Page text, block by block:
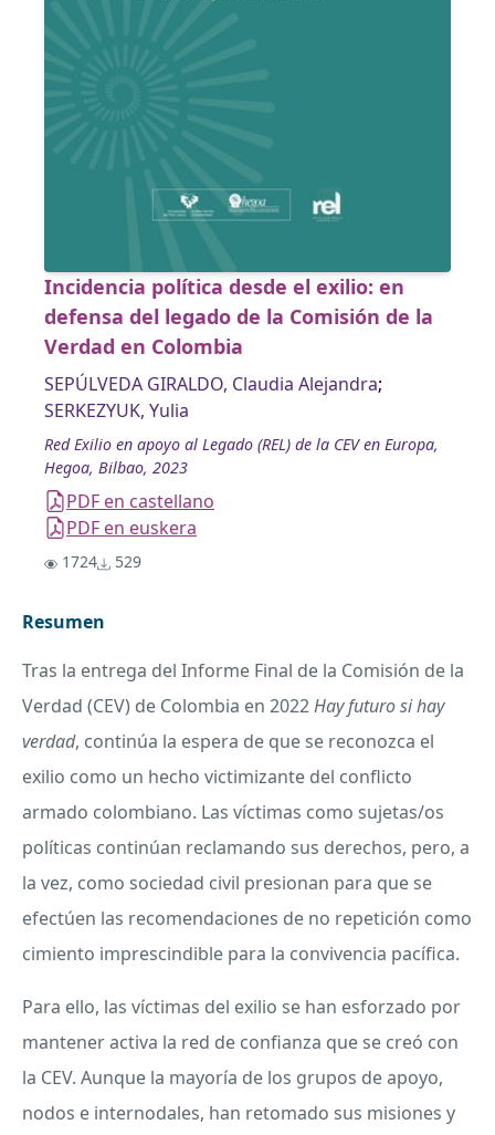
Incidencia política desde el exilio: en
defensa del legado de la Comisión de la
Verdad en Colombia
SEPÚLVEDA GIRALDO, Claudia Alejandra;
SERKEZYUK, Yulia
Red Exilio en apoyo al Legado (REL) de la CEV en Europa,
Hegoa, Bilbao, 2023
PDF en castellano
PDF en euskera
1724 529
Resumen
Tras la entrega del Informe Final de la Comisión de la
Verdad (CEV) de Colombia en 2022Hay futuro si hay
verdad, continúa la espera de que se reconozca el
exilio como un hecho victimizante del conflicto
armado colombiano. Las víctimas como sujetas/os
políticas continúan reclamando sus derechos, pero, a
la vez, como sociedad civil presionan para que se
efectúen las recomendaciones de no repetición como
cimiento imprescindible para la convivencia pacífica.
Para ello, las víctimas del exilio se han esforzado por
mantener activa la red de confianza que se creó con
la CEV. Aunque la mayoría de los grupos de apoyo,
nodos e internodales, han retomado sus misiones y